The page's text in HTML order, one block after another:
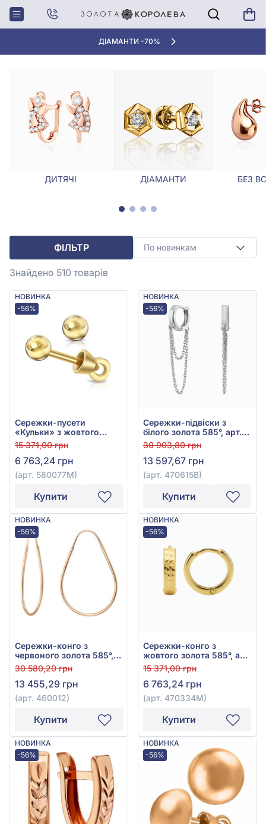
ДІАМАНТИ -70%
Головна Сережки Золоті сережки без каменів
ЗОЛОТІ СЕРЕЖКИ БЕЗ КАМЕНІВ
ДИТЯЧІ ДІАМАНТИ БЕЗ
ФІЛЬТР По новинкам
Знайдено 510 товарів
НОВИНКА
-56%
Сережки-пусети
«Кульки» з жовтого
золота 585°, без вставки,
арт. 580077М
15 371,00 грн
6 763,24 грн
(арт. 580077М)
Купити
НОВИНКА
-56%
Сережки-підвіски з
білого золота 585°, арт.
470615В
30 903,80 грн
13 597,67 грн
(арт. 470615В)
Купити
НОВИНКА
-56%
Сережки-конго з
червоного золота 585°,
арт. 460012
30 580,20 грн
13 455,29 грн
(арт. 460012)
Купити
НОВИНКА
-56%
Сережки-конго з
жовтого золота 585°, арт.
470334М
15 371,00 грн
6 763,24 грн
(арт. 470334М)
Купити
НОВИНКА
-56%
НОВИНКА
-56%